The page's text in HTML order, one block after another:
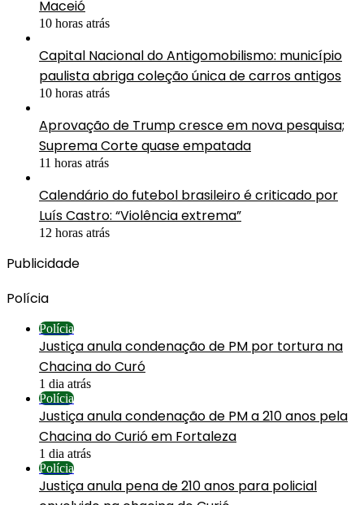
Maceió
10 horas atrás
Capital Nacional do Antigomobilismo: município
paulista abriga coleção única de carros antigos
10 horas atrás
Aprovação de Trump cresce em nova pesquisa;
Suprema Corte quase empatada
11 horas atrás
Calendário do futebol brasileiro é criticado por
Luís Castro: “Violência extrema”
12 horas atrás
Publicidade
Polícia
Polícia
Justiça anula condenação de PM por tortura na
Chacina do Curó
1 dia atrás
Polícia
Justiça anula condenação de PM a 210 anos pela
Chacina do Curió em Fortaleza
1 dia atrás
Polícia
Justiça anula pena de 210 anos para policial